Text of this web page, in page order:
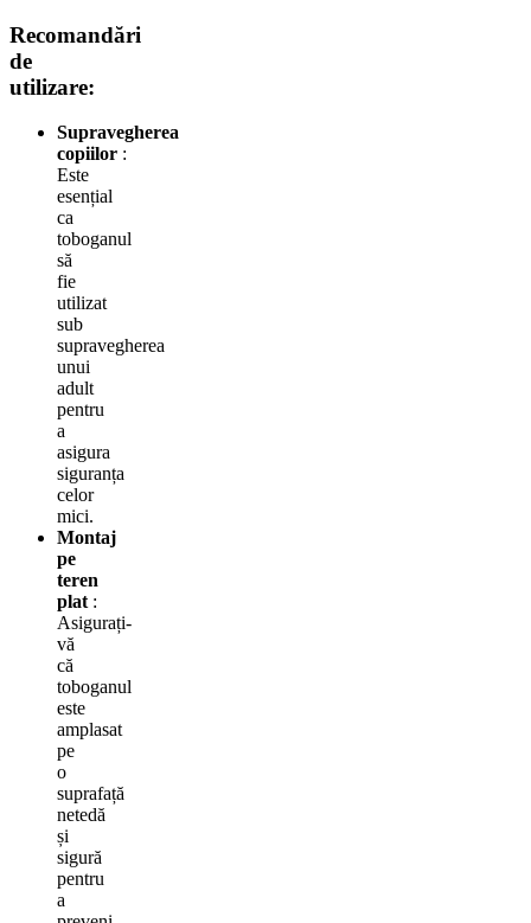
Recomandări
de
utilizare:
Supravegherea
copiilor :
Este
esențial
ca
toboganul
să
fie
utilizat
sub
supravegherea
unui
adult
pentru
a
asigura
siguranța
celor
mici.
Montaj
pe
teren
plat :
Asigurați-
vă
că
toboganul
este
amplasat
pe
o
suprafață
netedă
și
sigură
pentru
a